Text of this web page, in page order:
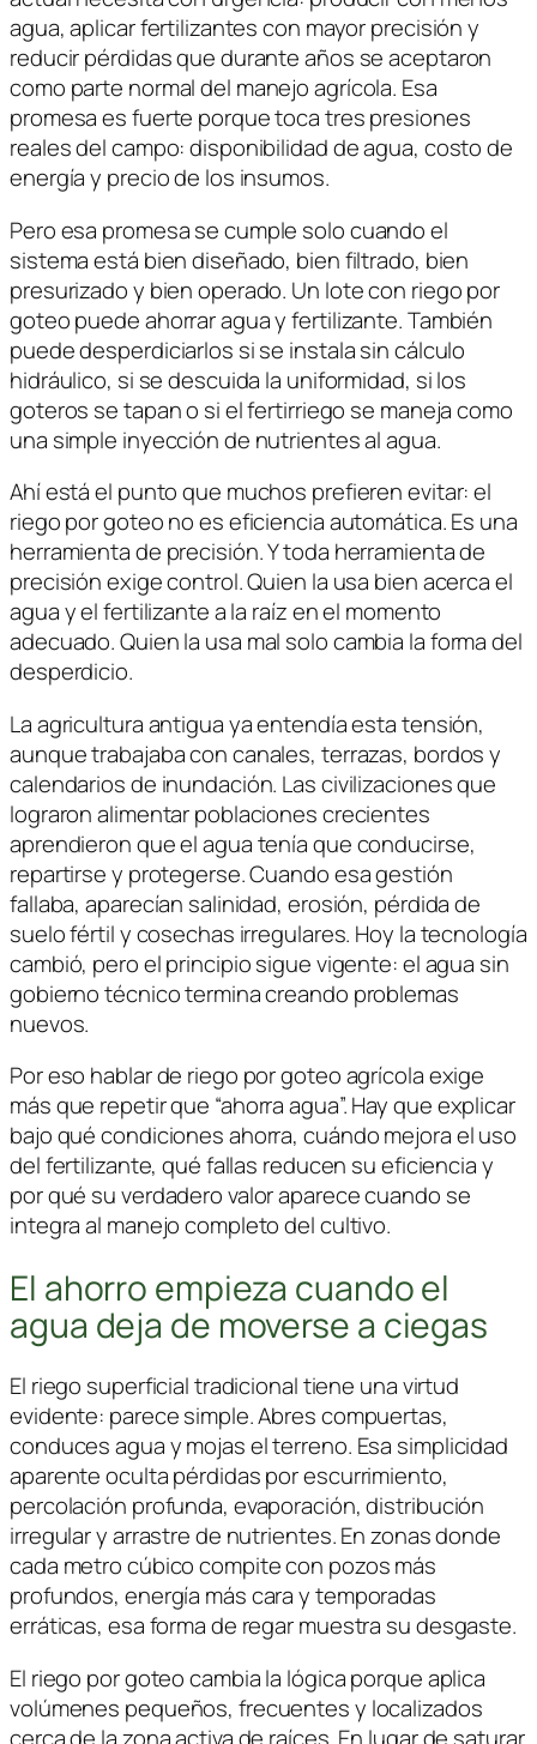
agua, aplicar fertilizantes con mayor precisión y
reducir pérdidas que durante años se aceptaron
como parte normal del manejo agrícola. Esa
promesa es fuerte porque toca tres presiones
reales del campo: disponibilidad de agua, costo de
energía y precio de los insumos.
Pero esa promesa se cumple solo cuando el
sistema está bien diseñado, bien filtrado, bien
presurizado y bien operado. Un lote con riego por
goteo puede ahorrar agua y fertilizante. También
puede desperdiciarlos si se instala sin cálculo
hidráulico, si se descuida la uniformidad, si los
goteros se tapan o si el fertirriego se maneja como
una simple inyección de nutrientes al agua.
Ahí está el punto que muchos prefieren evitar: el
riego por goteo no es eficiencia automática. Es una
herramienta de precisión. Y toda herramienta de
precisión exige control. Quien la usa bien acerca el
agua y el fertilizante a la raíz en el momento
adecuado. Quien la usa mal solo cambia la forma del
desperdicio.
La agricultura antigua ya entendía esta tensión,
aunque trabajaba con canales, terrazas, bordos y
calendarios de inundación. Las civilizaciones que
lograron alimentar poblaciones crecientes
aprendieron que el agua tenía que conducirse,
repartirse y protegerse. Cuando esa gestión
fallaba, aparecían salinidad, erosión, pérdida de
suelo fértil y cosechas irregulares. Hoy la tecnología
cambió, pero el principio sigue vigente: el agua sin
gobierno técnico termina creando problemas
nuevos.
Por eso hablar de riego por goteo agrícola exige
más que repetir que “ahorra agua”. Hay que explicar
bajo qué condiciones ahorra, cuándo mejora el uso
del fertilizante, qué fallas reducen su eficiencia y
por qué su verdadero valor aparece cuando se
integra al manejo completo del cultivo.
El ahorro empieza cuando el
agua deja de moverse a ciegas
El riego superficial tradicional tiene una virtud
evidente: parece simple. Abres compuertas,
conduces agua y mojas el terreno. Esa simplicidad
aparente oculta pérdidas por escurrimiento,
percolación profunda, evaporación, distribución
irregular y arrastre de nutrientes. En zonas donde
cada metro cúbico compite con pozos más
profundos, energía más cara y temporadas
erráticas, esa forma de regar muestra su desgaste.
El riego por goteo cambia la lógica porque aplica
volúmenes pequeños, frecuentes y localizados
cerca de la zona activa de raíces. En lugar de saturar